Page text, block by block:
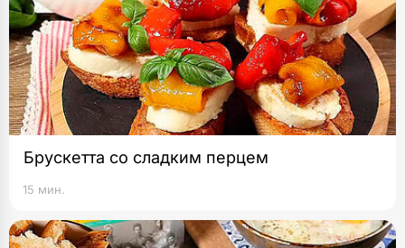
Брускетта со сладким перцем
15 мин.